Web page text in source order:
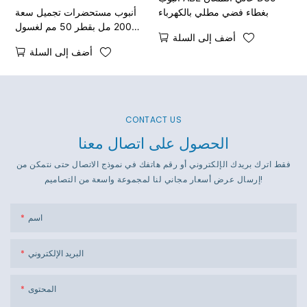
أنبوب مستحضرات تجميل سعة
200 مل بقطر 50 مم لغسول
أضف إلى السلة
بغطاء فضي مطلي بالكهرباء
أضف إلى السلة
CONTACT US
الحصول على اتصال معنا
فقط اترك بريدك الإلكتروني أو رقم هاتفك في نموذج الاتصال حتى نتمكن من
إرسال عرض أسعار مجاني لنا لمجموعة واسعة من التصاميم!
اسم
البريد الإلكتروني
المحتوى